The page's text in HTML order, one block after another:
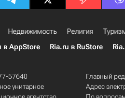
Недвижимость Религия
в AppStore Ria.ru в RuStore
57640
унитарное
Главный
Адрес